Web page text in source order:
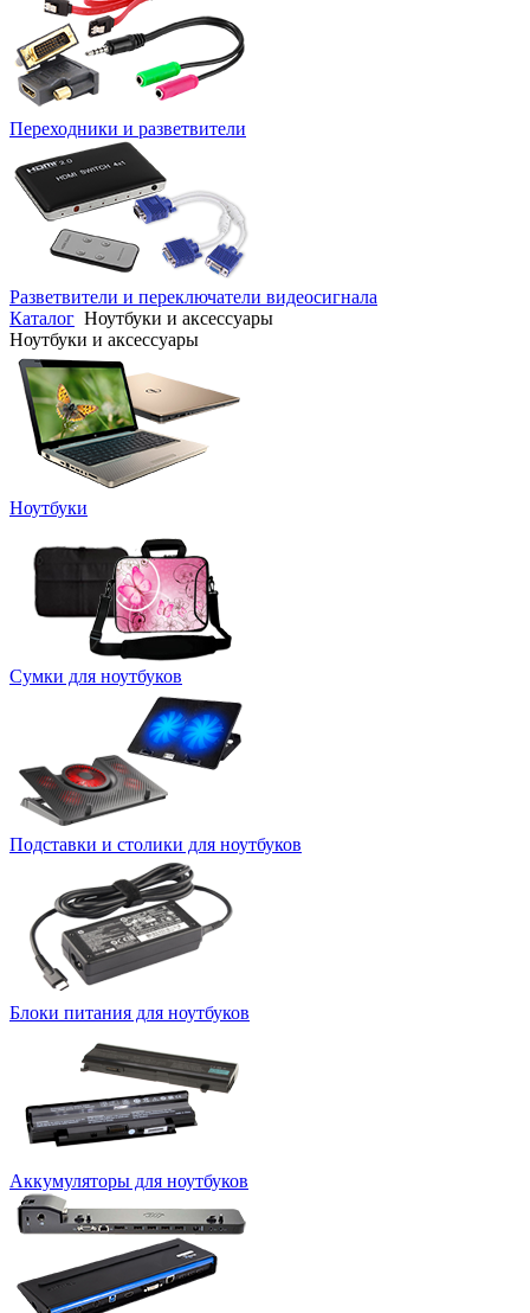
Переходники и разветвители
Разветвители и переключатели видеосигнала
Каталог Ноутбуки и аксессуары
Ноутбуки и аксессуары
Ноутбуки
Сумки для ноутбуков
Подставки и столики для ноутбуков
Блоки питания для ноутбуков
Аккумуляторы для ноутбуков